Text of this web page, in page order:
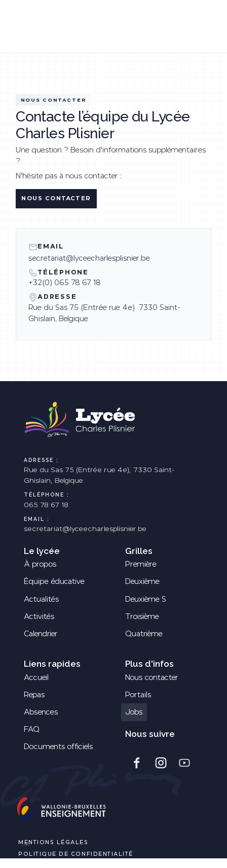
NOUS CONTACTER
Contacte l’équipe du Lycée
Charles Plisnier
Une question ? Besoin d'informations supplémentaires
?
N'hésite pas à nous contacter :
NOUS CONTACTER
EMAIL
secretariat@lyceecharlesplisnier.be
TÉLÉPHONE
+32(0) 065 78 67 18
ADRESSE
Rue du Sas 75 (Entrée rue 4e) 7330 Saint-
Ghislain, Belgique
ADRESSE :
Rue du Sas 75 (Entrée rue 4e), 7330 Saint-
Ghislain, Belgique
TÉLÉPHONE :
065 78 67 18
EMAIL :
secretariat@lyceecharlesplisnier.be
Le lycée
À propos
Équipe éducative
Actualités
Activités
Calendrier
Grilles
Première
Deuxième
Deuxième S
Troisième
Quatrième
Liens rapides
Accueil
Repas
Absences
FAQ
Documents officiels
Plus d'infos
Nous contacter
Portails
Jobs
Nous suivre
MENTIONS LÉGALES
POLITIQUE DE CONFIDENTIALITÉ